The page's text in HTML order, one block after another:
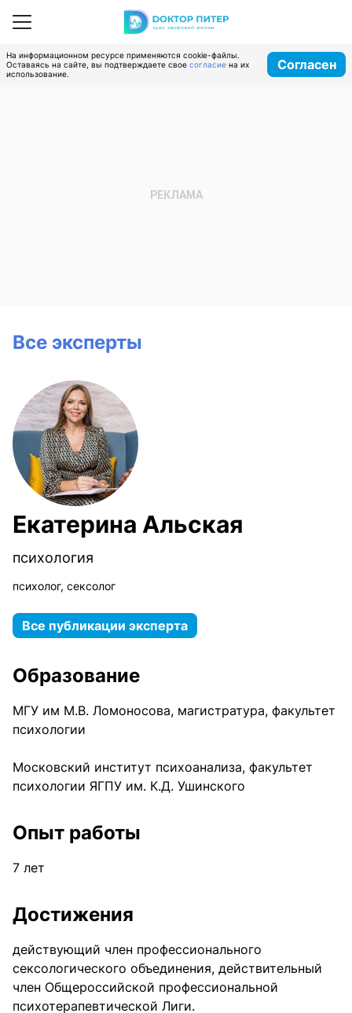
На информационном ресурсе применяются cookie-файлы.
Оставаясь на сайте, вы подтверждаете свое согласие на их
использование.
Согласен
Все эксперты
Екатерина Альская
психология
психолог, сексолог
Все публикации эксперта
Образование
МГУ им М.В. Ломоносова, магистратура, факультет
психологии
Московский институт психоанализа, факультет
психологии ЯГПУ им. К.Д. Ушинского
Опыт работы
7 лет
Достижения
действующий член профессионального
сексологического объединения, действительный
член Общероссийской профессиональной
психотерапевтической Лиги.